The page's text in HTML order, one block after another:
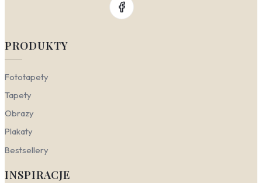
PRODUKTY
Fototapety
Tapety
Obrazy
Plakaty
Bestsellery
INSPIRACJE